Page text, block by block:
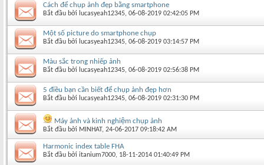
Cách để chụp ảnh đẹp bằng smartphone
Bắt đầu bởi lucasyeah12345‎, 06-08-2019 02:42:05 PM
Một số picture do smartphone chụp
Bắt đầu bởi lucasyeah12345‎, 06-08-2019 03:14:57 PM
Màu sắc trong nhiếp ảnh
Bắt đầu bởi lucasyeah12345‎, 06-08-2019 02:56:38 PM
5 điều bạn cần biết để chụp ảnh đẹp hơn
Bắt đầu bởi lucasyeah12345‎, 06-08-2019 02:31:30 PM
Máy ảnh và kinh nghiệm chụp ảnh
Bắt đầu bởi MINHAT‎, 24-06-2017 09:18:42 AM
Harmonic index table FHA
Bắt đầu bởi itanium7000‎, 18-11-2014 01:40:49 PM